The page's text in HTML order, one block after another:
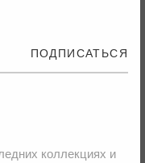
ПОДПИСАТЬСЯ
коллекциях и